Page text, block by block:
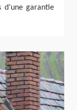
d’une garantie